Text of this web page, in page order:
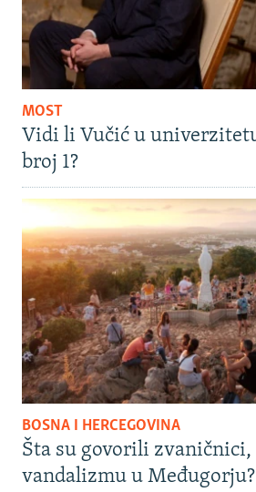
MOST
Vidi li Vučić u
broj 1?
BOSNA I HERCEGOVINA
Šta su govorili zvaničnici,
vandalizmu u Međugorju?